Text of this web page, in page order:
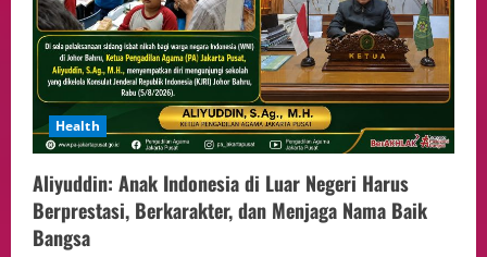
Health
Aliyuddin: Anak Indonesia di Luar Negeri Harus
Berprestasi, Berkarakter, dan Menjaga Nama Baik
Bangsa